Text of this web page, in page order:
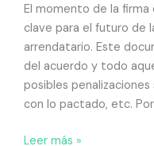
El momento de la
clave para el futuro de
arrendatario. Este
del acuerdo y todo
posibles
con lo pactado, etc.
Leer más »